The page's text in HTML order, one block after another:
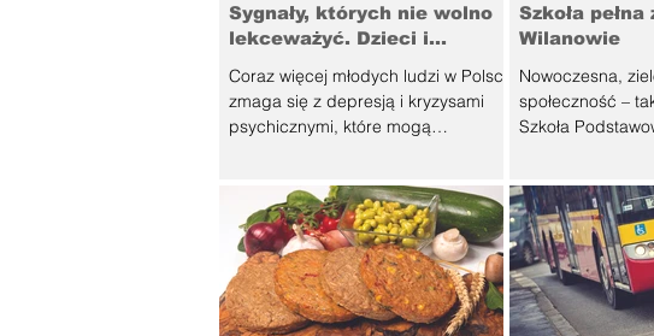
Sygnały, których nie wolno
lekceważyć. Dzieci i
Coraz więcej młodych ludzi w Polsce
zmaga się z depresją i kryzysami
psychicznymi, które mogą
samobójstwem wśród dzieci i
nastolatków wciąż stanowi poważne
wyzwanie dla całego społeczeństwa.
Choć brak pełnych danych
porównawczych za lata 2023-2025,
dostępne raporty i analizy środowisk
Szkoła
Wilanowie
Nowoczesna,
społeczność –
Szkoła
siedzibie Urzędu
ogłoszono wyniki
Konkurs,
przez Dzielnicę
Warszawy oraz